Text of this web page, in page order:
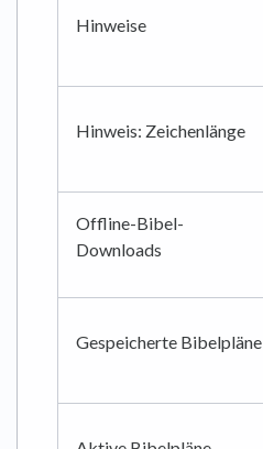
Hinweise
Hinweis: Zeichenlänge
Offline-Bibel-
Downloads
Gespeicherte Bibelpläne